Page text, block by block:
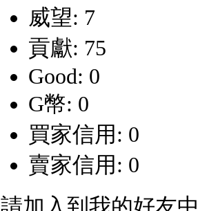
威望: 7
貢獻: 75
Good: 0
G幣: 0
買家信用: 0
賣家信用: 0